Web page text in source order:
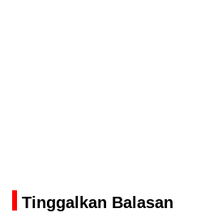
Tinggalkan Balasan